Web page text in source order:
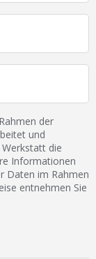
der
und
die
Informationen
Daten im Rahmen
entnehmen Sie